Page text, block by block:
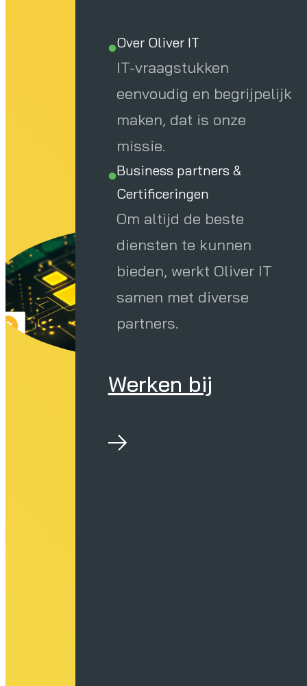
Over Oliver IT
IT-vraagstukken
eenvoudig en begrijpelijk
maken, dat is onze
missie.
Business partners &
Certificeringen
Om altijd de beste
diensten te kunnen
bieden, werkt Oliver IT
samen met diverse
partners.
Werken bij